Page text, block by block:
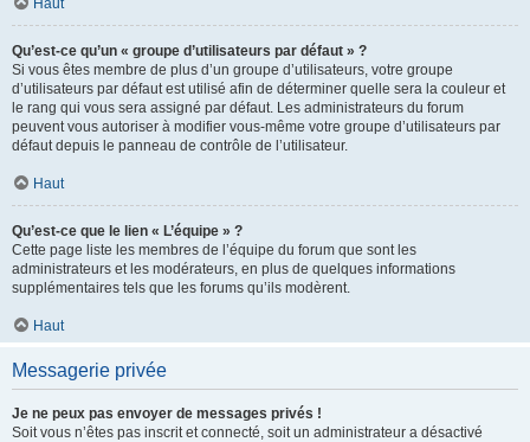
Haut
Qu’est-ce qu’un « groupe d’utilisateurs par défaut » ?
Si vous êtes membre de plus d’un groupe d’utilisateurs, votre groupe
d’utilisateurs par défaut est utilisé afin de déterminer quelle sera la couleur et
le rang qui vous sera assigné par défaut. Les administrateurs du forum
peuvent vous autoriser à modifier vous-même votre groupe d’utilisateurs par
défaut depuis le panneau de contrôle de l’utilisateur.
Haut
Qu’est-ce que le lien « L’équipe » ?
Cette page liste les membres de l’équipe du forum que sont les
administrateurs et les modérateurs, en plus de quelques informations
supplémentaires tels que les forums qu’ils modèrent.
Haut
Messagerie privée
Je ne peux pas envoyer de messages privés !
Soit vous n’êtes pas inscrit et connecté, soit un administrateur a désactivé